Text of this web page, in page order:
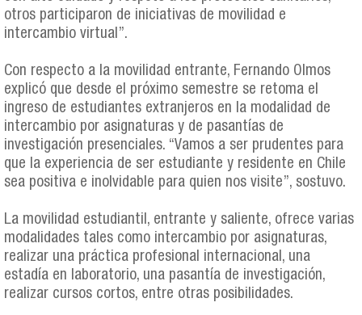
otros participaron de iniciativas de movilidad e
intercambio virtual”.
Con respecto a la movilidad entrante, Fernando Olmos
explicó que desde el próximo semestre se retoma el
ingreso de estudiantes extranjeros en la modalidad de
intercambio por asignaturas y de pasantías de
investigación presenciales. “Vamos a ser prudentes para
que la experiencia de ser estudiante y residente en Chile
sea positiva e inolvidable para quien nos visite”, sostuvo.
La movilidad estudiantil, entrante y saliente, ofrece varias
modalidades tales como intercambio por asignaturas,
realizar una práctica profesional internacional, una
estadía en laboratorio, una pasantía de investigación,
realizar cursos cortos, entre otras posibilidades.